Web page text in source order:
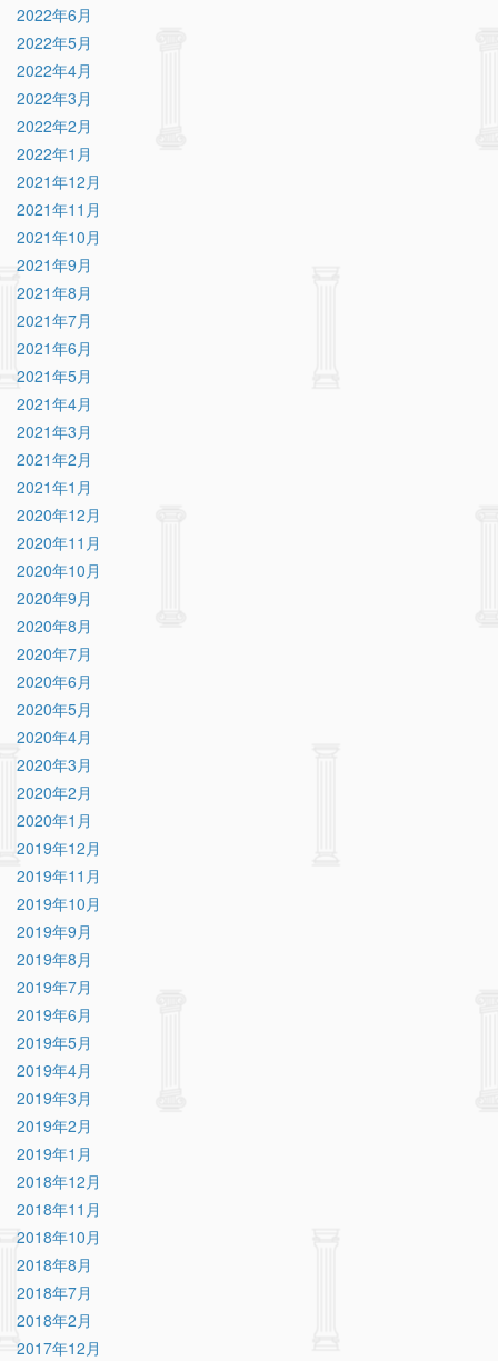
2022年6月
2022年5月
2022年4月
2022年3月
2022年2月
2022年1月
2021年12月
2021年11月
2021年10月
2021年9月
2021年8月
2021年7月
2021年6月
2021年5月
2021年4月
2021年3月
2021年2月
2021年1月
2020年12月
2020年11月
2020年10月
2020年9月
2020年8月
2020年7月
2020年6月
2020年5月
2020年4月
2020年3月
2020年2月
2020年1月
2019年12月
2019年11月
2019年10月
2019年9月
2019年8月
2019年7月
2019年6月
2019年5月
2019年4月
2019年3月
2019年2月
2019年1月
2018年12月
2018年11月
2018年10月
2018年8月
2018年7月
2018年2月
2017年12月